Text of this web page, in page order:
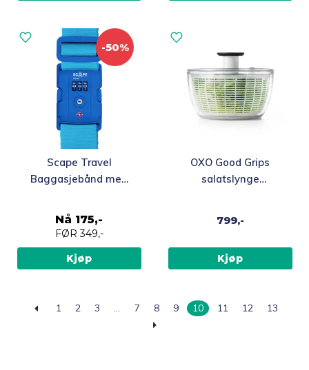
-50%
Scape Travel
Baggasjebånd med
Nå 175,-
FØR349,-
Kjøp
OXO Good Grips
salatslynge
799,-
Kjøp
1 2 3 … 7 8 9 10 11 12 13